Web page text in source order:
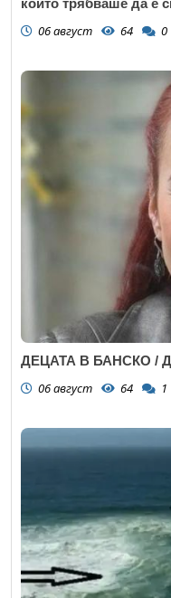
06 август 64 0
ДЕЦАТА В БАНСКО /
06 август 64 1